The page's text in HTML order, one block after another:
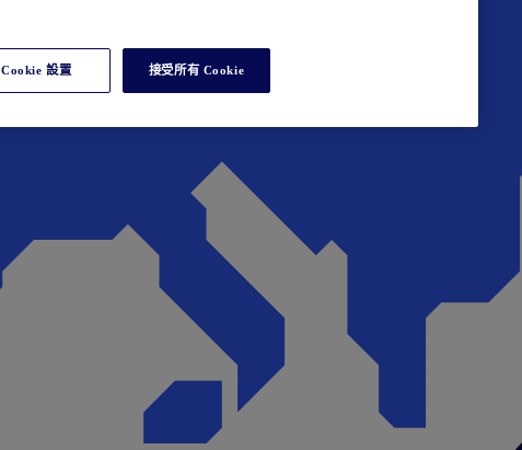
Cookie 設置 接受所有 Cookie